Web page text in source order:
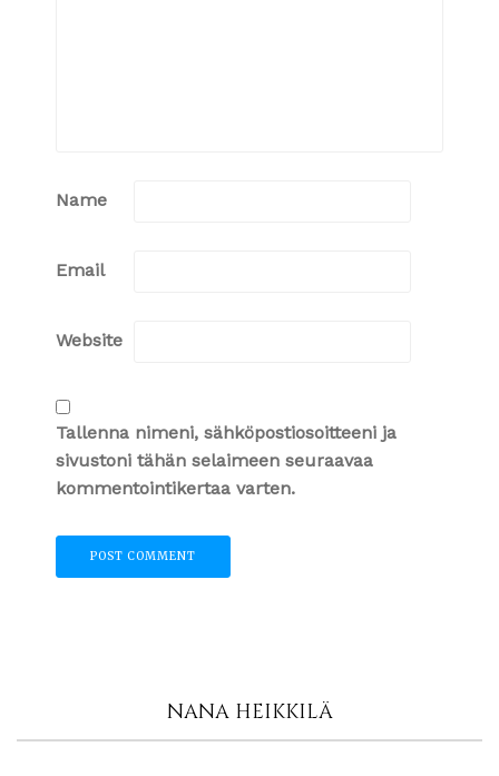
Name
Email
Website
Tallenna nimeni, sähköpostiosoitteeni ja
sivustoni tähän selaimeen seuraavaa
kommentointikertaa varten.
NANA HEIKKILÄ